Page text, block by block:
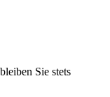
Sie stets